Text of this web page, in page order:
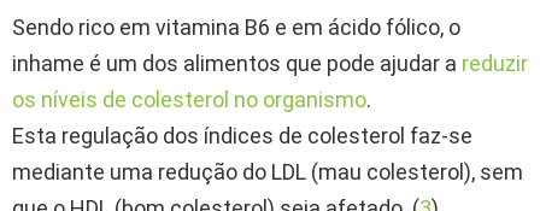
Sendo rico em vitamina B6 e em ácido fólico, o
inhame é um dos alimentos que pode ajudar a reduzir
os níveis de colesterol no organismo.
Esta regulação dos índices de colesterol faz-se
mediante uma redução do LDL (mau colesterol), sem